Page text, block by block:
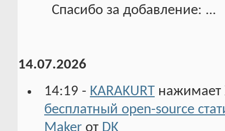
Спасибо за добавление: ...
14.07.2026
14:19 - KARAKURT
бесплатный open-source
Maker от DK